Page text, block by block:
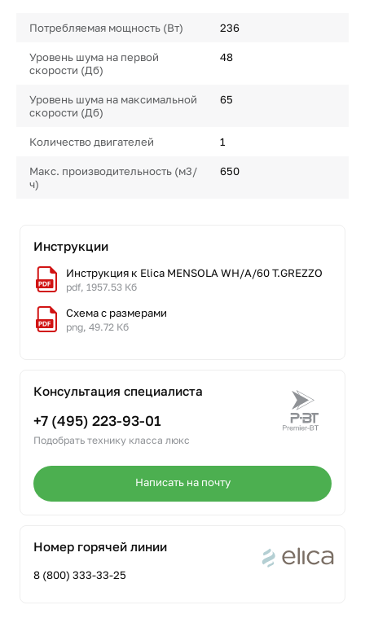
Потребляемая мощность (Вт) 236
Уровень шума на первой
скорости (Дб)
48
Уровень шума на максимальной
скорости (Дб)
65
Количество двигателей 1
Макс. производительность (м3/
ч)
650
Инструкции
Инструкция к Elica MENSOLA WH/A/60 T.GREZZO
pdf, 1957.53 Кб
Схема с размерами
png, 49.72 Кб
Консультация специалиста
+7 (495) 223-93-01
Подобрать технику класса люкс
Написать на почту
Номер горячей линии
8 (800) 333-33-25